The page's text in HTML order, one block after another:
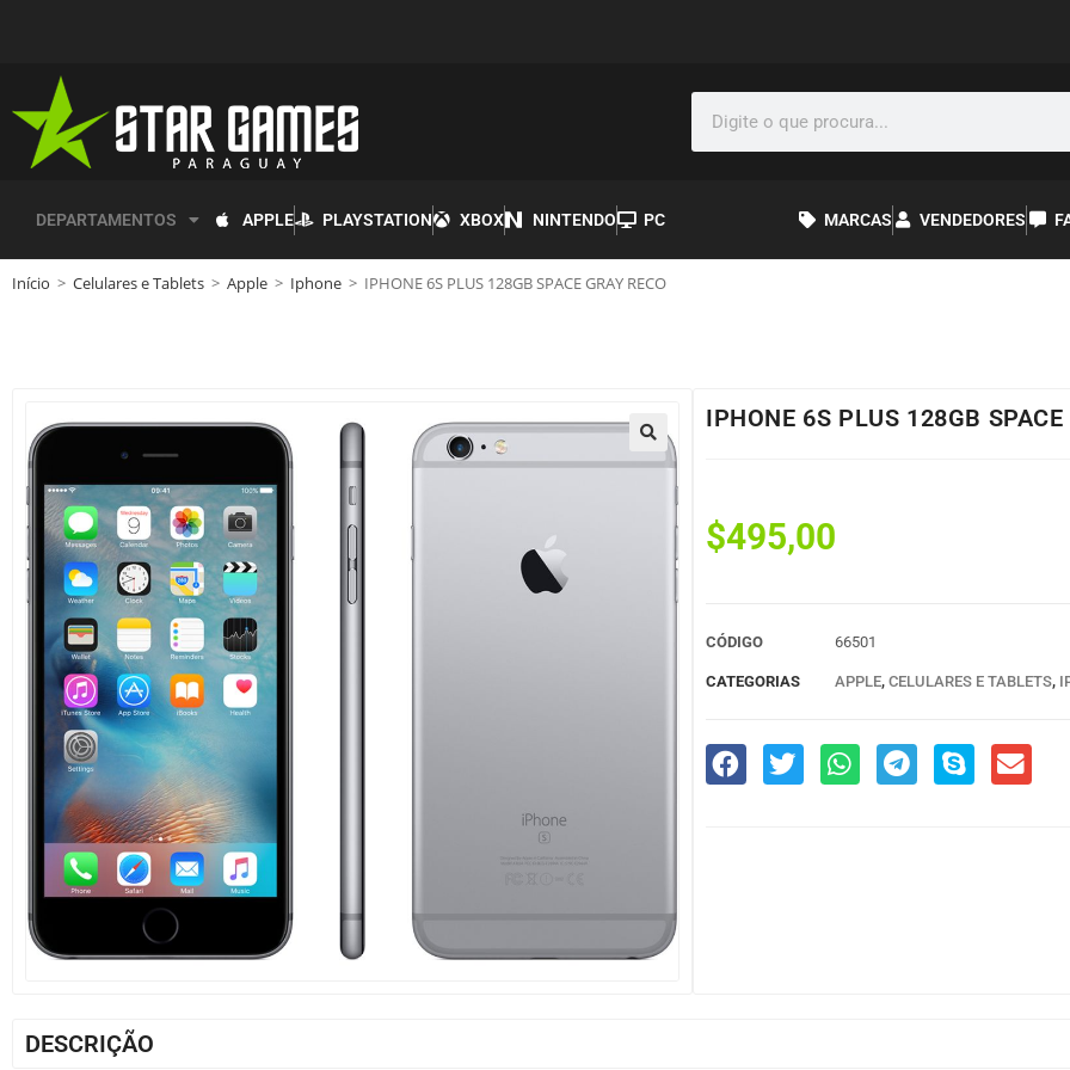
DEPARTAMENTOS APPLE PLAYSTATION XBOX NINTENDO PC MARCAS VENDEDORES
Início > Celulares e Tablets > Apple > Iphone > IPHONE 6S PLUS 128GB SPACE GRAY RECO
IPHONE 6S PLUS 128GB SPACE
$495,00
CÓDIGO 66501
CATEGORIAS APPLE, CELULARES E TABLETS,
DESCRIÇÃO